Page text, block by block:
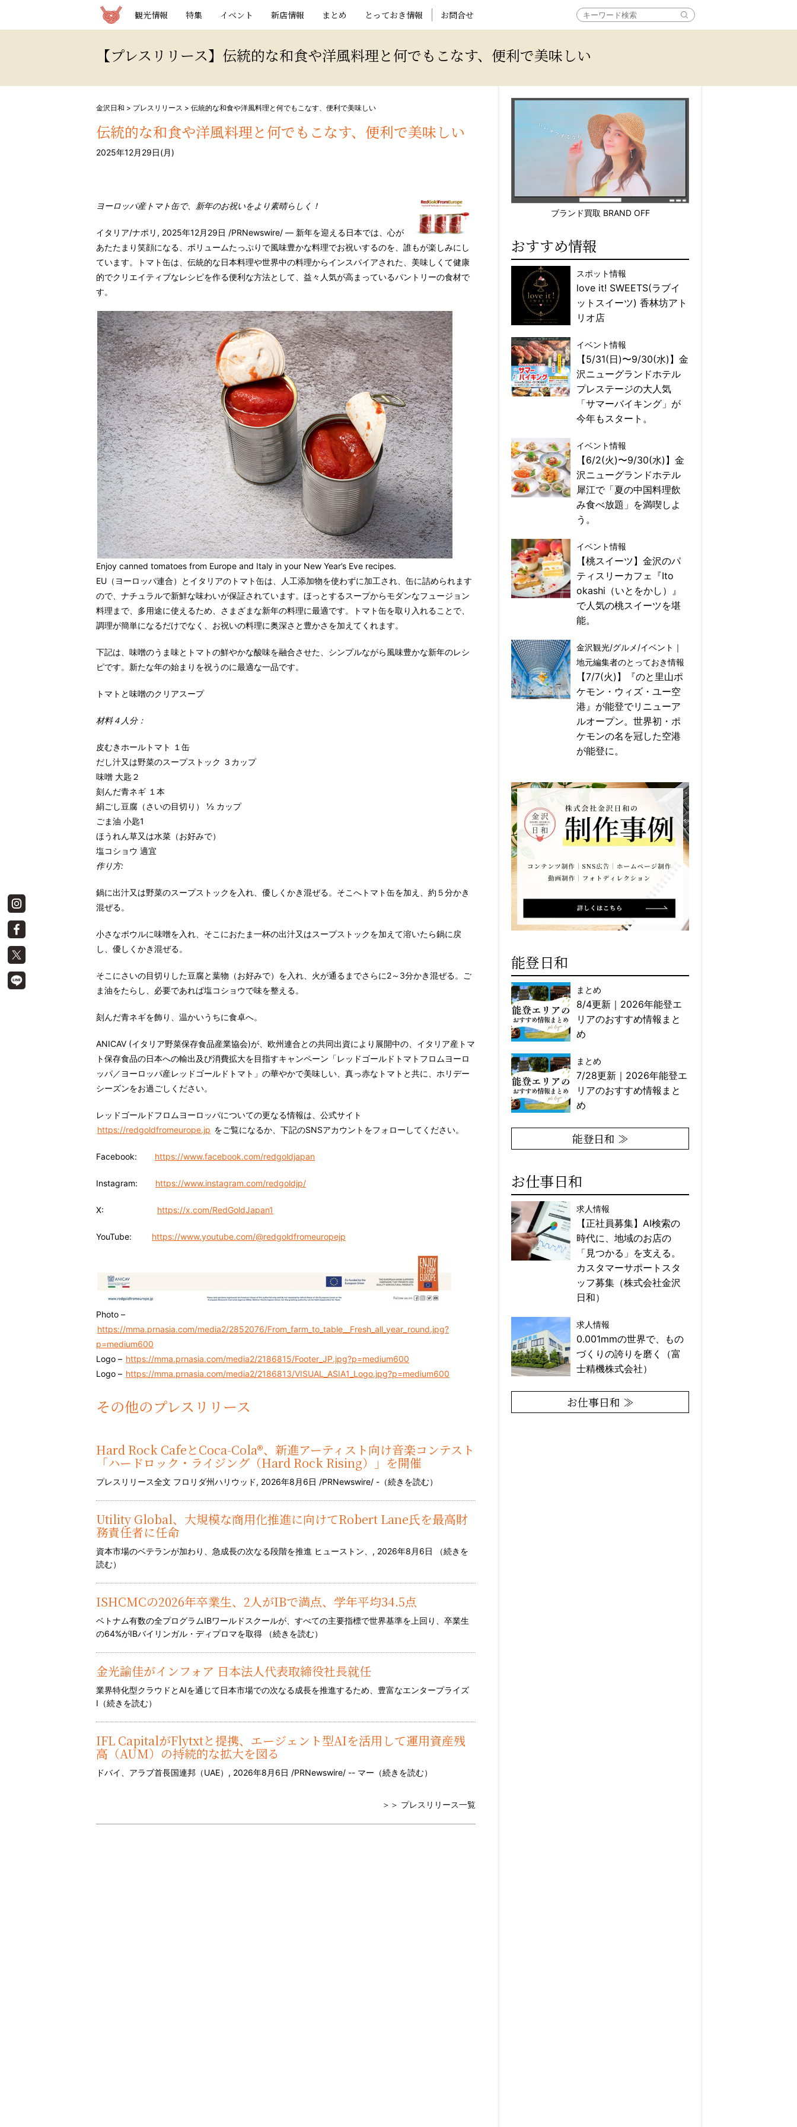
観光情報 特集 イベント 新店情報 まとめ とっておき情報 お問合せ
【プレスリリース】伝統的な和食や洋風料理と何でもこなす、便利で美味しい
金沢日和 > プレスリリース > 伝統的な和食や洋風料理と何でもこなす、便利で美味しい
伝統的な和食や洋風料理と何でもこなす、便利で美味しい
2025年12月29日(月)
ヨーロッパ産トマト缶で、新年のお祝いをより素晴らしく！
イタリア/ナポリ , 2025年12月29日 /PRNewswire/ — 新年を迎える日本では、心が
あたたまり笑顔になる、ボリュームたっぷりで風味豊かな料理でお祝いするのを、誰もが楽しみにし
ています。トマト缶は、伝統的な日本料理や世界中の料理からインスパイアされた、美味しくて健康
的でクリエイティブなレシピを作る便利な方法として、益々人気が高まっているパントリーの食材で
す。
Enjoy canned tomatoes from Europe and Italy in your New Year’s Eve recipes.
EU（ヨーロッパ連合）とイタリアのトマト缶は、人工添加物を使わずに加工され、缶に詰められます
ので、ナチュラルで新鮮な味わいが保証されています。ほっとするスープからモダンなフュージョン
料理まで、多用途に使えるため、さまざまな新年の料理に最適です。トマト缶を取り入れることで、
調理が簡単になるだけでなく、お祝いの料理に奥深さと豊かさを加えてくれます。
下記は、味噌のうま味とトマトの鮮やかな酸味を融合させた、シンプルながら風味豊かな新年のレシ
ピです。新たな年の始まりを祝うのに最適な一品です。
トマトと味噌のクリアスープ
材料４人分：
皮むきホールトマト １缶
だし汁又は野菜のスープストック ３カップ
味噌 大匙２
刻んだ青ネギ １本
絹ごし豆腐（さいの目切り） ½ カップ
ごま油 小匙1
ほうれん草又は水菜（お好みで）
塩コショウ 適宜
作り方:
鍋に出汁又は野菜のスープストックを入れ、優しくかき混ぜる。そこへトマト缶を加え、約５分かき
混ぜる。
小さなボウルに味噌を入れ、そこにおたま一杯の出汁又はスープストックを加えて溶いたら鍋に戻
し、優しくかき混ぜる。
そこにさいの目切りした豆腐と葉物（お好みで）を入れ、火が通るまでさらに2～3分かき混ぜる。ご
ま油をたらし、必要であれば塩コショウで味を整える。
刻んだ青ネギを飾り、温かいうちに食卓へ。
ANICAV (イタリア野菜保存食品産業協会)が、欧州連合との共同出資により展開中の、イタリア産トマ
ト保存食品の日本への輸出及び消費拡大を目指すキャンペーン 「レッドゴールドトマトフロムヨーロ
ッパ／ヨーロッパ産レッドゴールドトマト」の華やかで美味しい、真っ赤なトマトと共に、ホリデー
シーズンをお過ごしください。
レッドゴールドフロムヨーロッパについての更なる情報は、 公式サイト
https://redgoldfromeurope.jp をご覧になるか、下記のSNSアカウントをフォローしてください。
Facebook: https://www.facebook.com/redgoldjapan
Instagram: https://www.instagram.com/redgoldjp/
X: https://x.com/RedGoldJapan1
YouTube: https://www.youtube.com/@redgoldfromeuropejp
Photo –
https://mma.prnasia.com/media2/2852076/From_farm_to_table__Fresh_all_year_round.jpg?
p=medium600
Logo – https://mma.prnasia.com/media2/2186815/Footer_JP.jpg?p=medium600
Logo – https://mma.prnasia.com/media2/2186813/VISUAL_ASIA1_Logo.jpg?p=medium600
その他のプレスリリース
Hard Rock CafeとCoca-Cola®、新進アーティスト向け音楽コンテスト
「ハードロック・ライジング（Hard Rock Rising）」を開催
プレスリリース全文 フロリダ州ハリウッド, 2026年8月6日 /PRNewswire/ -（続きを読む）
Utility Global、大規模な商用化推進に向けてRobert Lane氏を最高財
務責任者に任命
資本市場のベテランが加わり、急成長の次なる段階を推進 ヒューストン、, 2026年8月6日 （続きを
読む）
ISHCMCの2026年卒業生、2人がIBで満点、学年平均34.5点
ベトナム有数の全プログラムIBワールドスクールが、すべての主要指標で世界基準を上回り、卒業生
の64%がIBバイリンガル・ディプロマを取得 （続きを読む）
金光諭佳がインフォア 日本法人代表取締役社長就任
業界特化型クラウドとAIを通じて日本市場での次なる成長を推進するため、豊富なエンタープライズ
I（続きを読む）
IFL CapitalがFlytxtと提携、エージェント型AIを活用して運用資産残
高（AUM）の持続的な拡大を図る
ドバイ、アラブ首長国連邦（UAE）, 2026年8月6日 /PRNewswire/ -- マー（続きを読む）
＞＞ プレスリリース一覧
ブランド買取 BRAND OFF
おすすめ情報
スポット情報
love it! SWEETS(ラブイ
ットスイーツ) 香林坊アト
リオ店
イベント情報
【5/31(日)〜9/30(水)】金
沢ニューグランドホテル
プレステージの大人気
「サマーバイキング」が
今年もスタート。
イベント情報
【6/2(火)〜9/30(水)】金
沢ニューグランドホテル
犀江で「夏の中国料理飲
み食べ放題」を満喫しよ
う。
イベント情報
【桃スイーツ】金沢のパ
ティスリーカフェ『Ito
okashi（いとをかし）』
で人気の桃スイーツを堪
能。
金沢観光/グルメ/イベント｜
地元編集者のとっておき情報
【7/7(火)】『のと里山ポ
ケモン・ウィズ・ユー空
港』が能登でリニューア
ルオープン。世界初・ポ
ケモンの名を冠した空港
が能登に。
能登日和
まとめ
8/4更新｜2026年能登エ
リアのおすすめ情報まと
め
まとめ
7/28更新｜2026年能登エ
リアのおすすめ情報まと
め
能登日和 ≫
お仕事日和
求人情報
【正社員募集】AI検索の
時代に、地域のお店の
「見つかる」を支える。
カスタマーサポートスタ
ッフ募集（株式会社金沢
日和）
求人情報
0.001mmの世界で、もの
づくりの誇りを磨く（富
士精機株式会社）
お仕事日和 ≫